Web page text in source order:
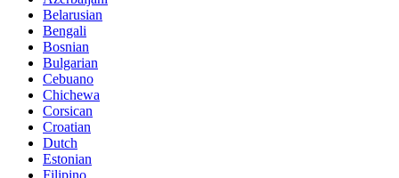
Belarusian
Bengali
Bosnian
Bulgarian
Cebuano
Chichewa
Corsican
Croatian
Dutch
Estonian
Filipino